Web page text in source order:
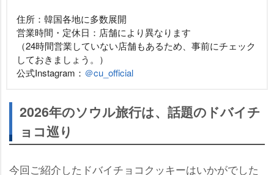
住所：韓国各地に多数展開
営業時間・定休日：店舗により異なります
（24時間営業していない店舗もあるため、事前にチェック
しておきましょう。）
公式Instagram： ＠cu_official
2026年のソウル旅行は、話題のドバイチ
ョコ巡り
今回ご紹介したドバイチョコクッキーはいかがでした